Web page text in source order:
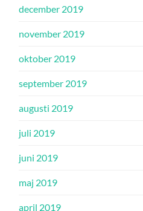
december 2019
november 2019
oktober 2019
september 2019
augusti 2019
juli 2019
juni 2019
maj 2019
april 2019